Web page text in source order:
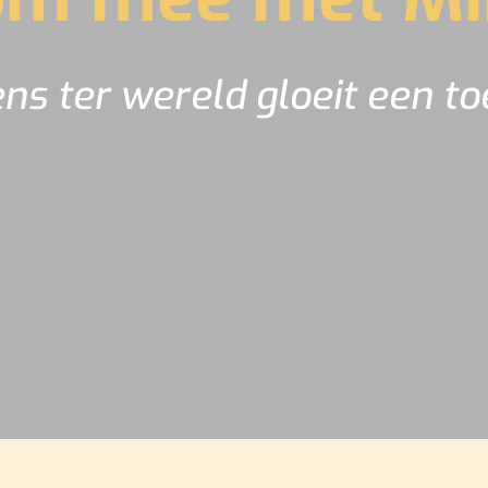
ter wereld gloeit een